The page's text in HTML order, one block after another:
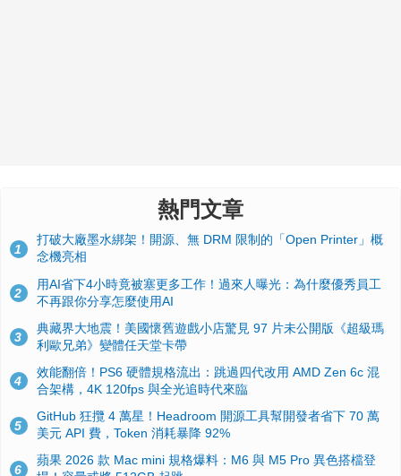
熱門文章
1
打破大廠墨水綁架！開源、無 DRM 限制的「Open Printer」概
念機亮相
2
用AI省下4小時竟被塞更多工作！過來人曝光：為什麼優秀員工
不再跟你分享怎麼使用AI
3
典藏界大地震！美國懷舊遊戲小店驚見 97 片未公開版《超級瑪
利歐兄弟》變體任天堂卡帶
4
效能翻倍！PS6 硬體規格流出：跳過四代改用 AMD Zen 6c 混
合架構，4K 120fps 與全光追時代來臨
5
GitHub 狂攬 4 萬星！Headroom 開源工具幫開發者省下 70 萬
美元 API 費，Token 消耗暴降 92%
6
蘋果 2026 款 Mac mini 規格爆料：M6 與 M5 Pro 異色搭檔登